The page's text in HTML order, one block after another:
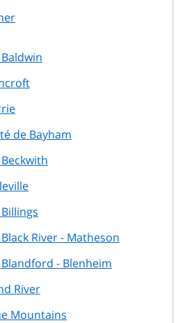
de Bayham
River - Matheson
- Blenheim
River
Mountains